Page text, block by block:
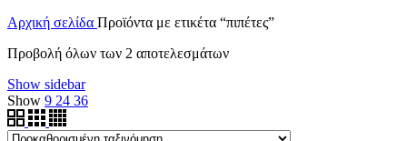
Αρχική σελίδα Προϊόντα με ετικέτα “πιπέτες”
Προβολή όλων των 2 αποτελεσμάτων
Show sidebar
Show 9 24 36